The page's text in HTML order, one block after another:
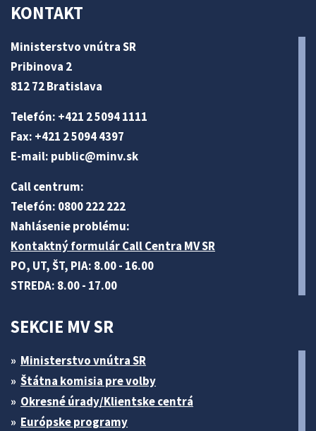
KONTAKT
Ministerstvo vnútra SR
Pribinova 2
812 72 Bratislava
Telefón: +421 2 5094 1111
Fax: +421 2 5094 4397
E-mail: public@minv.sk
Call centrum:
Telefón: 0800 222 222
Nahlásenie problému:
Kontaktný formulár Call Centra MV SR
PO, UT, ŠT, PIA: 8.00 - 16.00
STREDA: 8.00 - 17.00
SEKCIE MV SR
Ministerstvo vnútra SR
Štátna komisia pre volby
Okresné úrady/Klientske centrá
Európske programy